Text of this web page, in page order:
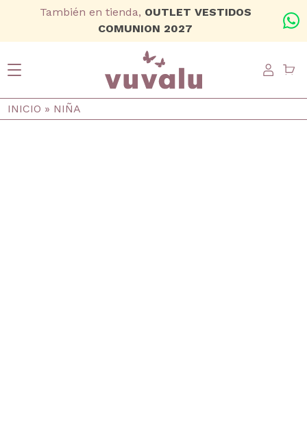
Ir al contenido principal
También en tienda, OUTLET VESTIDOS
COMUNION 2027
Ruta de navegación
INICIO NIÑA